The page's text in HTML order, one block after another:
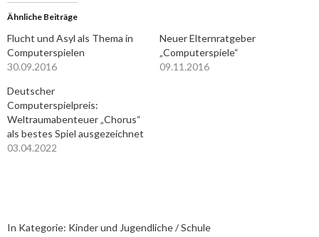
Ähnliche Beiträge
Flucht und Asyl als Thema in
Computerspielen
30.09.2016
Neuer Elternratgeber
„Computerspiele“
09.11.2016
Deutscher
Computerspielpreis:
Weltraumabenteuer „Chorus“
als bestes Spiel ausgezeichnet
03.04.2022
In Kategorie: Kinder und Jugendliche / Schule